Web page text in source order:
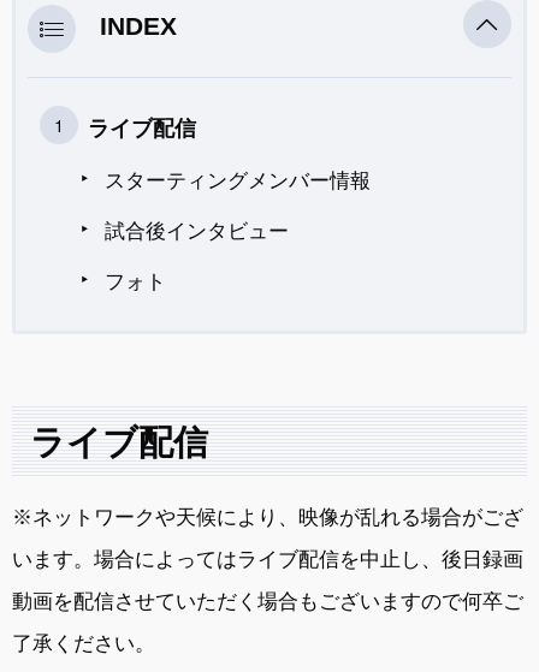
INDEX
ライブ配信
スターティングメンバー情報
試合後インタビュー
フォト
ライブ配信
※ネットワークや天候により、映像が乱れる場合がござ
います。場合によってはライブ配信を中止し、後日録画
動画を配信させていただく場合もございますので何卒ご
了承ください。